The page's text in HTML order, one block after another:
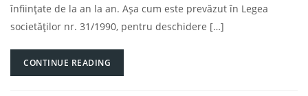
înființate de la an la an. Așa cum este prevăzut în Legea
societăţilor nr. 31/1990, pentru deschidere […]
CONTINUE READING